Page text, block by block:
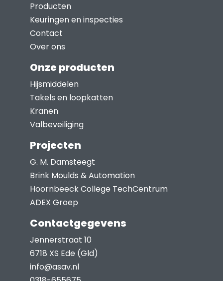
optie
gekozen
productpagina
Producten
Keuringen en inspecties
Contact
Over ons
Onze producten
Hijsmiddelen
Takels en loopkatten
Kranen
Valbeveiliging
Projecten
G. M. Damsteegt
Brink Moulds & Automation
Hoornbeeck College TechCentrum
ADEX Groep
Contactgegevens
Jennerstraat 10
6718 XS Ede (Gld)
info@asav.nl